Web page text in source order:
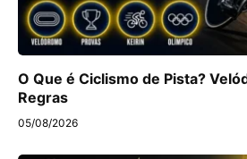
O Que é Ciclismo de Pista?
Regras
05/08/2026